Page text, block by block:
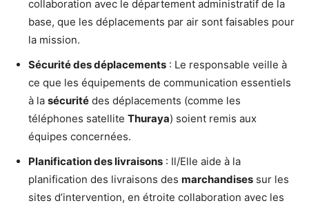
collaboration avec le département administratif de la
base, que les déplacements par air sont faisables pour
la mission.
Sécurité des déplacements : Le responsable veille à
ce que les équipements de communication essentiels
à la sécurité des déplacements (comme les
téléphones satellite Thuraya) soient remis aux
équipes concernées.
Planification des livraisons : Il/Elle aide à la
planification des livraisons des marchandises sur les
sites d’intervention, en étroite collaboration avec les